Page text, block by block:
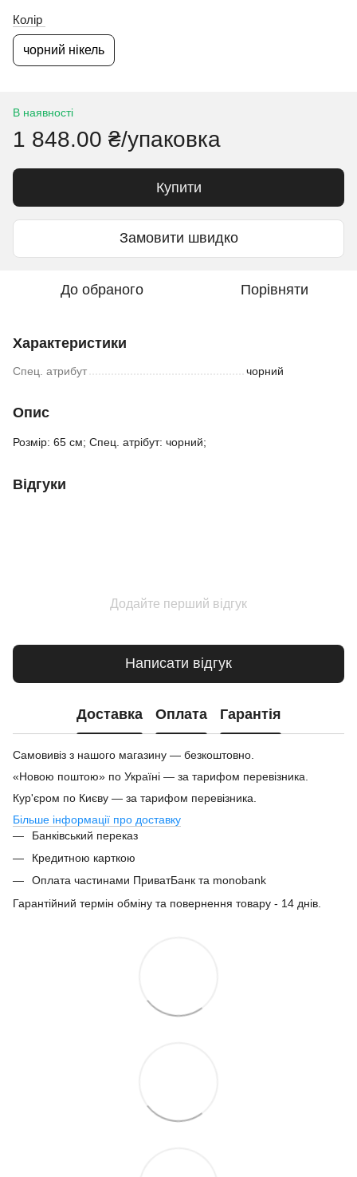
Колір
чорний нікель
В наявності
1 848.00 ₴/упаковка
Купити
Замовити швидко
До обраного Порівняти
Характеристики
Спец. атрибут чорний
Опис
Розмір: 65 см; Спец. атрібут: чорний;
Відгуки
Додайте перший відгук
Написати відгук
Доставка Оплата Гарантія
Самовивіз з нашого магазину — безкоштовно.
«Новою поштою» по Україні — за тарифом перевізника.
Кур'єром по Києву — за тарифом перевізника.
Більше інформації про доставку
Банківський переказ
Кредитною карткою
Оплата частинами ПриватБанк та monobank
Гарантійний термін обміну та повернення товару - 14 днів.